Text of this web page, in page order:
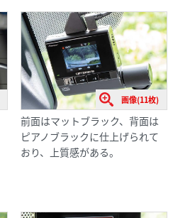
画像(11枚)
前面はマットブラック、背面は
ピアノブラックに仕上げられて
おり、上質感がある。